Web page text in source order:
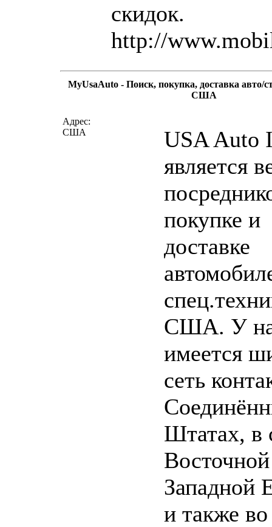
скидок.
http://
MyUsaAuto - Поиск, покупка, доставка авто/
США
Адрес:
США
USA Auto
является
покупке и
доставке
США. У
имеется
сеть
Штатах, в
Западной
и также во